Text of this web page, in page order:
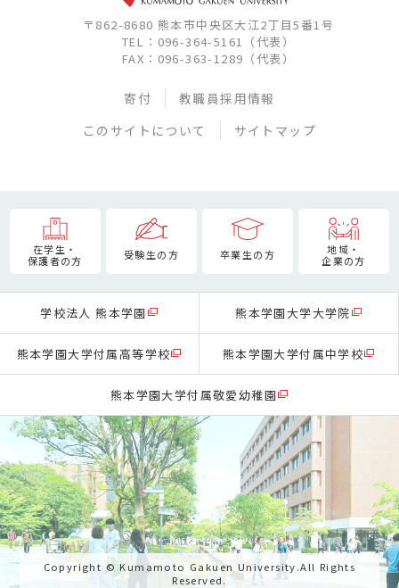
〒862-8680 熊本市中央区大江2丁目5番1号
TEL：096-364-5161（代表）
FAX：096-363-1289（代表）
寄付
教職員採用情報
このサイトについて
サイトマップ
在学生・
保護者の方
受験生の方 卒業生の方
地域・
企業の方
学校法人 熊本学園 熊本学園大学大学院
熊本学園大学付属高等学校 熊本学園大学付属中学校
熊本学園大学付属敬愛幼稚園
Copyright © Kumamoto Gakuen University.All Rights
Reserved.